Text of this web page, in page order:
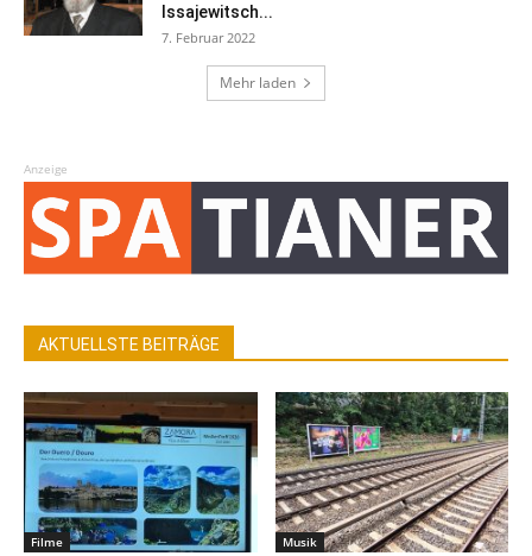
Issajewitsch...
7. Februar 2022
Mehr laden
Anzeige
AKTUELLSTE BEITRÄGE
Filme Musik